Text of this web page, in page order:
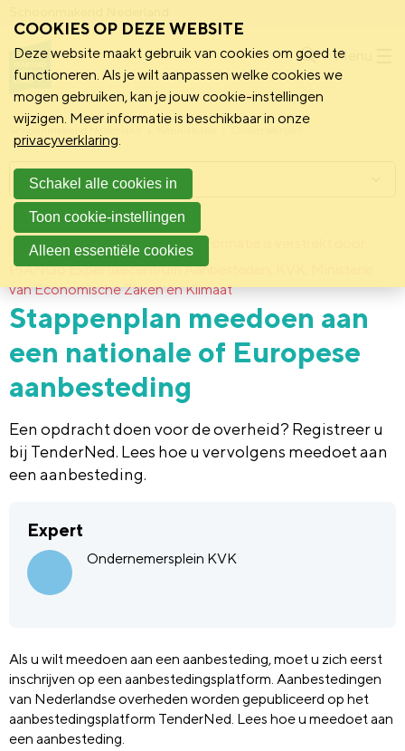
Menu
Schoonmakend Nederland
Achtergrond 12 juli 2018 Deze informatie is verstrekt door:
PIANOo Expertisecentrum Aanbesteden, KVK, Ministerie
van Economische Zaken en Klimaat
Stappenplan meedoen aan
een nationale of Europese
aanbesteding
Een opdracht doen voor de overheid? Registreer u
bij TenderNed. Lees hoe u vervolgens meedoet aan
een aanbesteding.
Expert
Ondernemersplein KVK
Als u wilt meedoen aan een aanbesteding, moet u zich eerst
inschrijven op een aanbestedingsplatform. Aanbestedingen
van Nederlandse overheden worden gepubliceerd op het
aanbestedingsplatform TenderNed. Lees hoe u meedoet aan
een aanbesteding.
Menu
COOKIES OP DEZE WEBSITE
Deze website maakt gebruik van cookies om goed te
functioneren. Als je wilt aanpassen welke cookies we
mogen gebruiken, kan je jouw cookie-instellingen
wijzigen. Meer informatie is beschikbaar in onze
privacyverklaring.
Schakel alle cookies in
Toon cookie-instellingen
Alleen essentiële cookies